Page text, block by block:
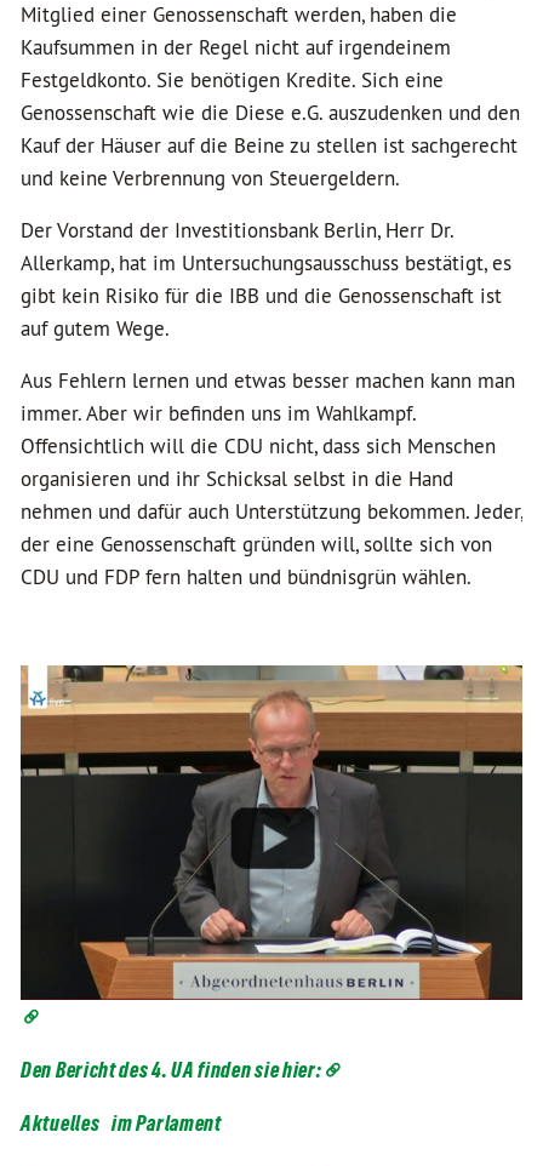
Mitglied einer Genossenschaft werden, haben die
Kaufsummen in der Regel nicht auf irgendeinem
Festgeldkonto. Sie benötigen Kredite. Sich eine
Genossenschaft wie die Diese e.G. auszudenken und den
Kauf der Häuser auf die Beine zu stellen ist sachgerecht
und keine Verbrennung von Steuergeldern.
Der Vorstand der Investitionsbank Berlin, Herr Dr.
Allerkamp, hat im Untersuchungsausschuss bestätigt, es
gibt kein Risiko für die IBB und die Genossenschaft ist
auf gutem Wege.
Aus Fehlern lernen und etwas besser machen kann man
immer. Aber wir befinden uns im Wahlkampf.
Offensichtlich will die CDU nicht, dass sich Menschen
organisieren und ihr Schicksal selbst in die Hand
nehmen und dafür auch Unterstützung bekommen. Jeder,
der eine Genossenschaft gründen will, sollte sich von
CDU und FDP fern halten und bündnisgrün wählen.
Den Bericht des 4. UA finden sie hier:
Aktuelles im Parlament